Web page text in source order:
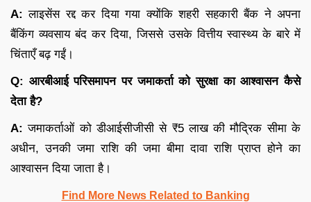
A: लाइसेंस रद्द कर दिया गया क्योंकि शहरी सहकारी बैंक ने अपना
बैंकिंग व्यवसाय बंद कर दिया, जिससे उसके वित्तीय स्वास्थ्य के बारे में
चिंताएँ बढ़ गईं।
Q: आरबीआई परिसमापन पर जमाकर्ता को सुरक्षा का आश्वासन कैसे
देता है?
A: जमाकर्ताओं को डीआईसीजीसी से ₹5 लाख की मौद्रिक सीमा के
अधीन, उनकी जमा राशि की जमा बीमा दावा राशि प्राप्त होने का
आश्वासन दिया जाता है।
Find More News Related to Banking